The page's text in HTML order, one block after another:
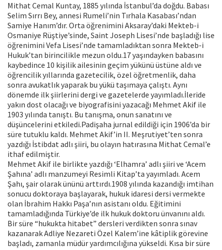
Mithat Cemal Kuntay, 1885 yılında İstanbul’da doğdu. Babası
Selim Sırrı Bey, annesi Rumeli’nin Tırhala Kasabası’ndan
Samiye Hanım’dır. Orta öğrenimini Aksaray’daki Mekteb-i
Osmaniye Rüştiye’sinde, Saint Joseph Lisesi’nde başladığı lise
öğrenimini Vefa Lisesi’nde tamamladıktan sonra Mekteb-i
Hukuk’tan birincilikle mezun oldu.17 yaşındayken babasını
kaybedince 10 kişilik ailesinin geçim yükünü üstüne aldı ve
öğrencilik yıllarında gazetecilik, özel öğretmenlik, daha
sonra avukatlık yaparak bu yükü taşımaya çalıştı. Aynı
dönemde ilk şiirlerini dergi ve gazetelerde yayımladı.İleride
yakın dost olacağı ve biyografisini yazacağı Mehmet Akif ile
1903 yılında tanıştı. Bu tanışma, onun sanatını ve
düşüncelerini etkiledi.Padişaha jurnal edildiği için 1906’da bir
süre tutuklu kaldı. Mehmet Akif’in II. Meşrutiyet’ten sonra
yazdığı İstibdat adlı şiiri, bu olayın hatırasına Mithat Cemal’e
ithaf edilmiştir.
Mehmet Akif ile birlikte yazdığı ‘Elhamra’ adlı şiiri ve ‘Acem
Şahına’ adlı manzumeyi Resimli Kitap’ta yayımladı. Acem
Şahı, şair olarak ününü arttırdı.1908 yılında kazandığı imtihan
sonucu doktoraya başlayarak, hukuk idaresi dersi vermekte
olan İbrahim Hakkı Paşa’nın asistanı oldu. Eğitimini
tamamladığında Türkiye’de ilk hukuk doktoru ünvanını aldı.
Bir süre “hukukta hitabet” dersleri verdikten sonra sınav
kazanarak Adliye Nezareti Özel Kalem’ine kâtiplik görevine
başladı, zamanla müdür yardımcılığına yükseldi. Kısa bir süre